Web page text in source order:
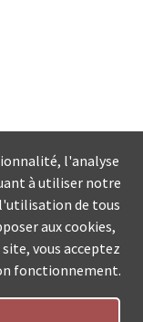
l'analyse
à utiliser notre
l'utilisation de tous
aux cookies,
vous acceptez
fonctionnement.